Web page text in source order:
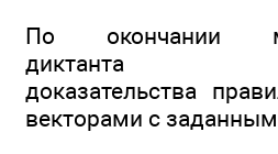
По окончании
диктанта
доказательства
векторами с